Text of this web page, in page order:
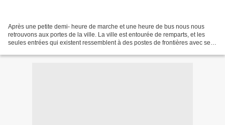
Après une petite demi- heure de marche et une heure de bus nous nous
retrouvons aux portes de la ville. La ville est entourée de remparts, et les
seules entrées qui existent ressemblent à des postes de frontières avec ses